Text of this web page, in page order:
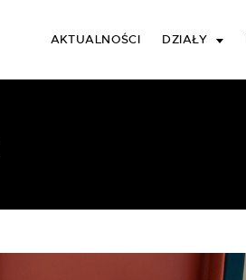
AKTUALNOŚCI DZIAŁY